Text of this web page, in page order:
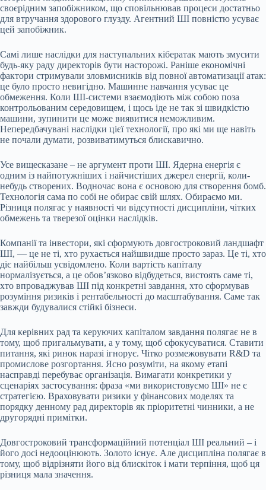
своєрідним запобіжником, що сповільнював процеси достатньо
для втручання здорового глузду. Агентний ШІ повністю усуває
цей запобіжник.
Самі лише наслідки для наступальних кібератак мають змусити
будь-яку раду директорів бути насторожі. Раніше економічні
фактори стримували зловмисників від повної автоматизації атак:
це було просто невигідно. Машинне навчання усуває це
обмеження. Коли ШІ-системи взаємодіють між собою поза
контрольованим середовищем, і щось іде не так зі швидкістю
машини, зупинити це може виявитися неможливим.
Непередбачувані наслідки цієї технології, про які ми ще навіть
не почали думати, розвиватимуться блискавично.
Усе вищесказане – не аргумент проти ШІ. Ядерна енергія є
одним із найпотужніших і найчистіших джерел енергії, коли-
небудь створених. Водночас вона є основою для створення бомб.
Технологія сама по собі не обирає свій шлях. Обираємо ми.
Різниця полягає у наявності чи відсутності дисципліни, чітких
обмежень та тверезої оцінки наслідків.
Компанії та інвестори, які сформують довгостроковий ландшафт
ШІ, — це не ті, хто рухається найшвидше просто зараз. Це ті, хто
діє найбільш усвідомлено. Коли вартість капіталу
нормалізується, а це обов’язково відбудеться, вистоять саме ті,
хто впроваджував ШІ під конкретні завдання, хто сформував
розуміння ризиків і рентабельності до масштабування. Саме так
завжди будувалися стійкі бізнеси.
Для керівних рад та керуючих капіталом завдання полягає не в
тому, щоб пригальмувати, а у тому, щоб сфокусуватися. Ставити
питання, які ринок наразі ігнорує. Чітко розмежовувати R&D та
промислове розгортання. Ясно розуміти, на якому етапі
насправді перебуває організація. Вимагати конкретики у
сценаріях застосування: фраза «ми використовуємо ШІ» не є
стратегією. Враховувати ризики у фінансових моделях та
порядку денному рад директорів як пріоритетні чинники, а не
другорядні примітки.
Довгостроковий трансформаційний потенціал ШІ реальний – і
його досі недооцінюють. Золото існує. Але дисципліна полягає в
тому, щоб відрізняти його від блискіток і мати терпіння, щоб ця
різниця мала значення.